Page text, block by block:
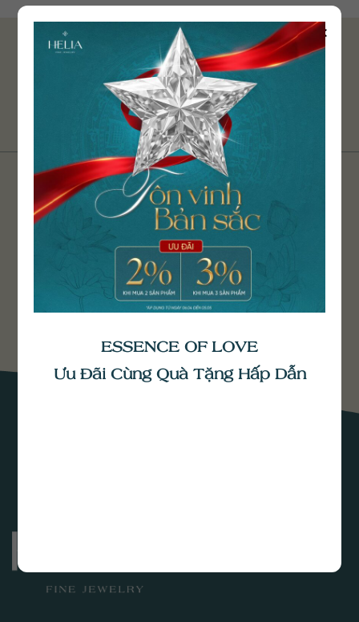
NHẬN TƯ VẤN TỪ HELIA
Đăng ký ngay để nhận tư vấn từ chúng tôi.
×
ESSENCE OF LOVE
Ưu Đãi Cùng Quà Tặng Hấp Dẫn